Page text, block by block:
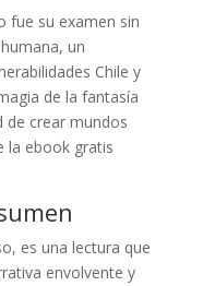
fue su examen sin
un
Chile y
de la fantasía
de crear mundos
la ebook gratis
es una lectura que
envolvente y